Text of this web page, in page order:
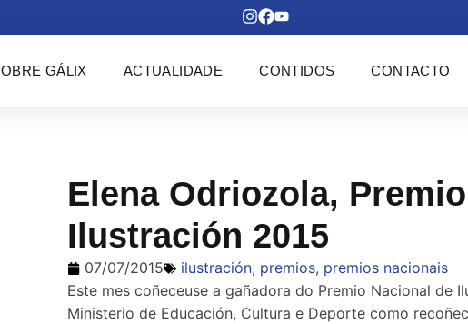
GÁLIX ACTUALIDADE CONTIDOS CONTACTO
Elena Odriozola,
Ilustración 2015
07/07/2015 ilustración, premios, premios nacionais
Este mes coñeceuse a gañadora do Premio Nacional de
Ministerio de Educación, Cultura e Deporte como